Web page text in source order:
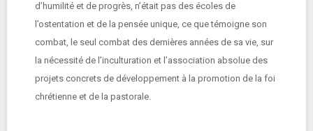
d’humilité et de progrès, n’était pas des écoles de
l’ostentation et de la pensée unique, ce que témoigne son
combat, le seul combat des dernières années de sa vie, sur
la nécessité de l’inculturation et l’association absolue des
projets concrets de développement à la promotion de la foi
chrétienne et de la pastorale.